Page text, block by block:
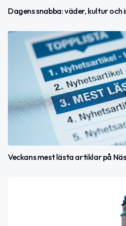
Dagens snabba: väder, kultur
Veckans mest lästa artiklar på